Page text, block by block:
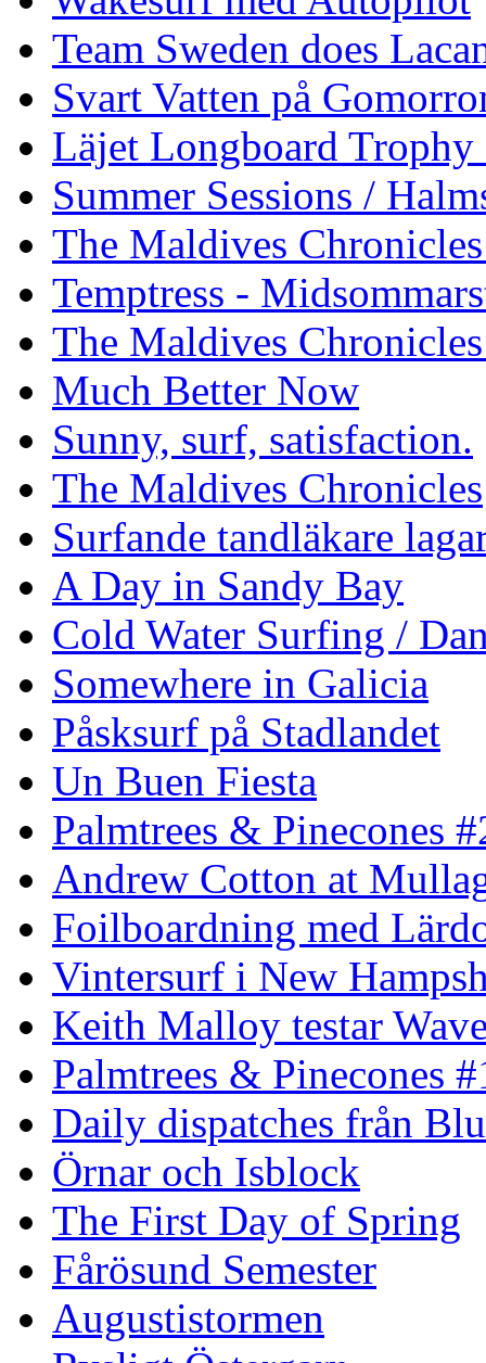
Team Sweden does
Svart Vatten på
Läjet Longboard
Summer Sessions /
The Maldives
Temptress -
The Maldives
Much Better Now
Sunny, surf, satisfaction.
The Maldives Chronicles
Surfande tandläkare
A Day in Sandy Bay
Cold Water Surfing /
Somewhere in Galicia
Påsksurf på Stadlandet
Un Buen Fiesta
Palmtrees & Pinecones
Andrew Cotton at
Foilboardning med
Vintersurf i New
Keith Malloy testar
Palmtrees & Pinecones
Daily dispatches från
Örnar och Isblock
The First Day of Spring
Fårösund Semester
Augustistormen